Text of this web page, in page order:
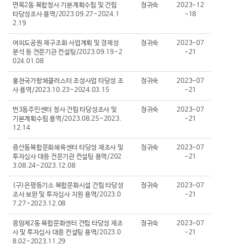
면목2동 복합청사 기본계획수립 및 건립
타당성조사 용역/2023.09.27~2024.1
2.19
정귀숙
2023-12
-18
여의도공원 재구조화 사업계획 및 경제성
분석 등 전문기관 컨설팅/2023.09.19~2
024.01.08
정귀숙
2023-07
-21
홍천국가항체클러스터 조성사업 타당성 조
사 용역/2023.10.23~2024.03.15
정귀숙
2023-07
-21
번3동주민센터 청사 건립 타당성조사 및
기본계획수립 용역/2023.08.25~2023.
12.14
정귀숙
2023-07
-21
증산동복합문화체육센터 타당성 재조사 및
투자심사 대응 전문기관 컨설팅 용역/202
3.08.24~2023.12.08
정귀숙
2023-07
-21
(구)은평등기소 복합문화시설 건립 타당성
조사 보완 및 투자심사 지원 용역/2023.0
7.27~2023.12.08
정귀숙
2023-07
-21
응암제2동 복합문화센터 건립 타당성 재조
사 및 투자심사 대응 컨설팅 용역/2023.0
8.02~2023.11.29
정귀숙
2023-07
-21